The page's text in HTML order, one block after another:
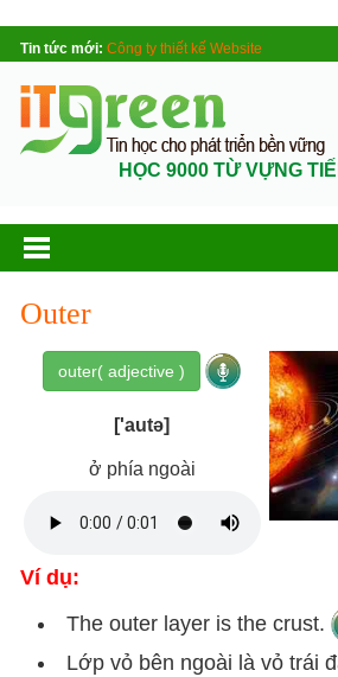
Tin tức mới: Công ty thiết kế Website
HỌC 9000 TỪ VỰNG
Outer
outer( adjective )
['autə]
ở phía ngoài
Ví dụ:
The outer layer is the crust.
Lớp vỏ bên ngoài là vỏ trái